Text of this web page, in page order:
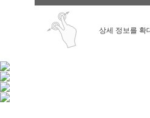
상세 정보를 확